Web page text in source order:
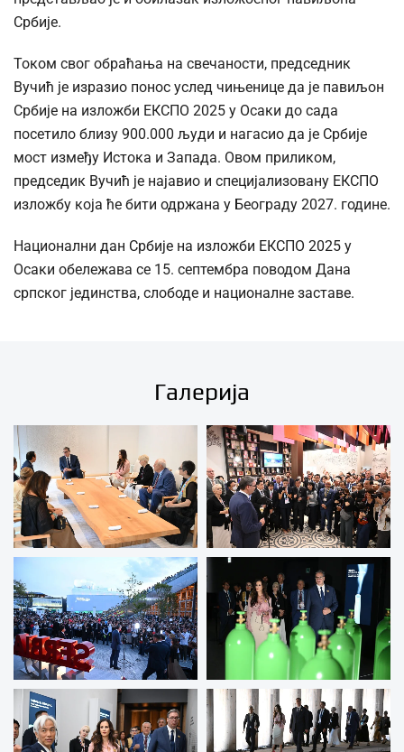
Србије.
Током свог обраћања на свечаности, председник
Вучић је изразио понос услед чињенице да је павиљон
Србије на изложби ЕКСПО 2025 у Осаки до сада
посетило близу 900.000 људи и нагасио да је Србије
мост између Истока и Запада. Овом приликом,
председик Вучић је најавио и специјализовану ЕКСПО
изложбу која ће бити одржана у Београду 2027. године.
Национални дан Србије на изложби ЕКСПО 2025 у
Осаки обележава се 15. септембра поводом Дана
српског јединства, слободе и националне заставе.
Галерија